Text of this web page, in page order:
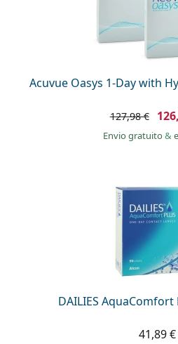
Acuvue Oasys 1-Day with
127,98 €
Envio gratuito&
DAILIES AquaComfort
41,89 €